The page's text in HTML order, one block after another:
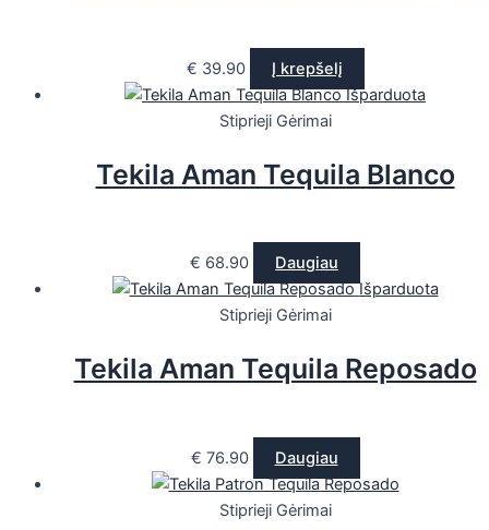
€ 39.90
Į krepšelį
Išparduota
Stiprieji Gėrimai
Tekila Aman Tequila Blanco
€ 68.90
Daugiau
Išparduota
Stiprieji Gėrimai
Tekila Aman Tequila Reposado
€ 76.90 Daugiau
Stiprieji Gėrimai